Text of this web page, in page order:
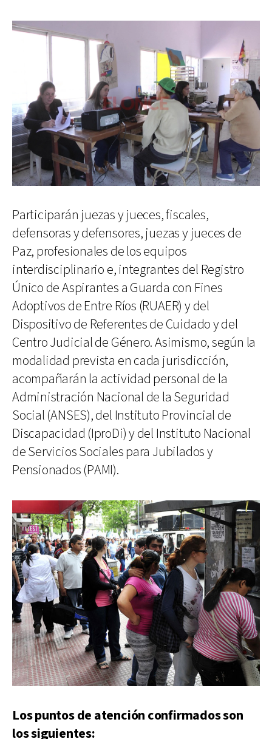
Participarán juezas y jueces, fiscales,
defensoras y defensores, juezas y jueces de
Paz, profesionales de los equipos
interdisciplinario e, integrantes del Registro
Único de Aspirantes a Guarda con Fines
Adoptivos de Entre Ríos (RUAER) y del
Dispositivo de Referentes de Cuidado y del
Centro Judicial de Género. Asimismo, según la
modalidad prevista en cada jurisdicción,
acompañarán la actividad personal de la
Administración Nacional de la Seguridad
Social (ANSES), del Instituto Provincial de
Discapacidad (IproDi) y del Instituto Nacional
de Servicios Sociales para Jubilados y
Pensionados (PAMI).
Los puntos de atención confirmados son
los siguientes: